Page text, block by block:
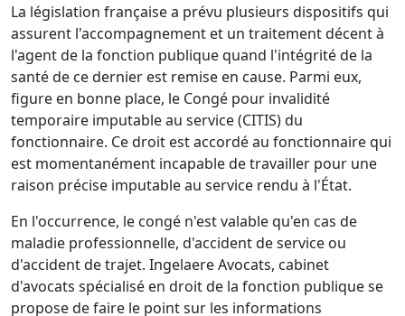
La législation française a prévu plusieurs dispositifs qui
assurent l'accompagnement et un traitement décent à
l'agent de la fonction publique quand l'intégrité de la
santé de ce dernier est remise en cause. Parmi eux,
figure en bonne place, le Congé pour invalidité
temporaire imputable au service (CITIS) du
fonctionnaire. Ce droit est accordé au fonctionnaire qui
est momentanément incapable de travailler pour une
raison précise imputable au service rendu à l'État.
En l'occurrence, le congé n'est valable qu'en cas de
maladie professionnelle, d'accident de service ou
d'accident de trajet. Ingelaere Avocats, cabinet
d'avocats spécialisé en droit de la fonction publique se
propose de faire le point sur les informations